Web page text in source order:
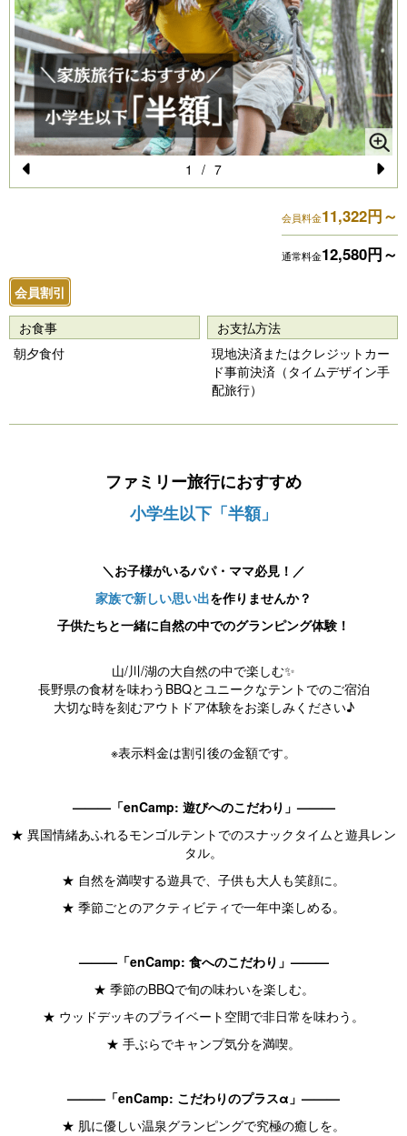
Pr
o
u
s
N
e
xt
1 / 7
会員料金11,322円～
通常料金12,580円～
会員割引
お食事
朝夕食付
お支払方法
現地決済またはクレジットカー
ド事前決済（タイムデザイン手
配旅行）
ファミリー旅行におすすめ
小学生以下「半額」
＼お子様がいるパパ・ママ必見！／
家族で新しい思い出を作りませんか？
子供たちと一緒に自然の中でのグランピング体験！
山/川/湖の大自然の中で楽しむ✨
長野県の食材を味わうBBQとユニークなテントでのご宿泊
大切な時を刻むアウトドア体験をお楽しみください♪
※表示料金は割引後の金額です。
———「enCamp: 遊びへのこだわり」———
★ 異国情緒あふれるモンゴルテントでのスナックタイムと遊具レン
タル。
★ 自然を満喫する遊具で、子供も大人も笑顔に。
★ 季節ごとのアクティビティで一年中楽しめる。
———「enCamp: 食へのこだわり」———
★ 季節のBBQで旬の味わいを楽しむ。
★ ウッドデッキのプライベート空間で非日常を味わう。
★ 手ぶらでキャンプ気分を満喫。
———「enCamp: こだわりのプラスα」———
★ 肌に優しい温泉グランピングで究極の癒しを。